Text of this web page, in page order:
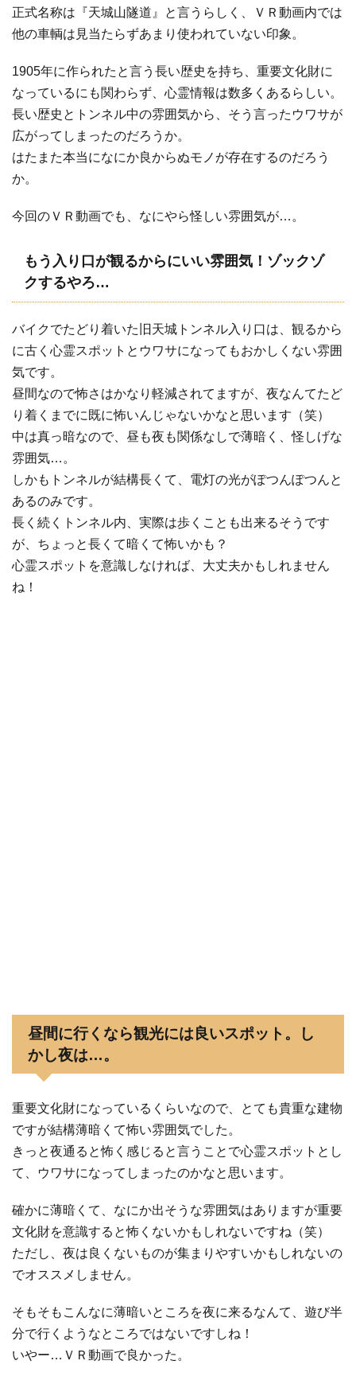
正式名称は『天城山隧道』と言うらしく、ＶＲ動画内では
他の車輌は見当たらずあまり使われていない印象。
1905年に作られたと言う長い歴史を持ち、重要文化財に
なっているにも関わらず、心霊情報は数多くあるらしい。
長い歴史とトンネル中の雰囲気から、そう言ったウワサが
広がってしまったのだろうか。
はたまた本当になにか良からぬモノが存在するのだろう
か。
今回のＶＲ動画でも、なにやら怪しい雰囲気が…。
もう入り口が観るからにいい雰囲気！ゾックゾ
クするやろ…
バイクでたどり着いた旧天城トンネル入り口は、観るから
に古く心霊スポットとウワサになってもおかしくない雰囲
気です。
昼間なので怖さはかなり軽減されてますが、夜なんてたど
り着くまでに既に怖いんじゃないかなと思います（笑）
中は真っ暗なので、昼も夜も関係なしで薄暗く、怪しげな
雰囲気…。
しかもトンネルが結構長くて、電灯の光がぽつんぽつんと
あるのみです。
長く続くトンネル内、実際は歩くことも出来るそうです
が、ちょっと長くて暗くて怖いかも？
心霊スポットを意識しなければ、大丈夫かもしれません
ね！
昼間に行くなら観光には良いスポット。し
かし夜は…。
重要文化財になっているくらいなので、とても貴重な建物
ですが結構薄暗くて怖い雰囲気でした。
きっと夜通ると怖く感じると言うことで心霊スポットとし
て、ウワサになってしまったのかなと思います。
確かに薄暗くて、なにか出そうな雰囲気はありますが重要
文化財を意識すると怖くないかもしれないですね（笑）
ただし、夜は良くないものが集まりやすいかもしれないの
でオススメしません。
そもそもこんなに薄暗いところを夜に来るなんて、遊び半
分で行くようなところではないですしね！
いやー…ＶＲ動画で良かった。